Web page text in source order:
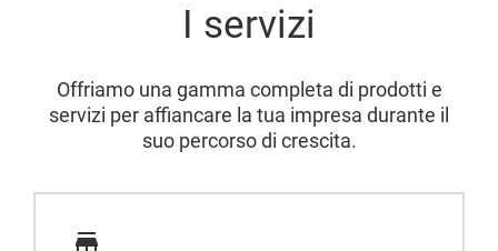
I servizi
Offriamo una gamma completa di prodotti e
servizi per affiancare la tua impresa durante il
suo percorso di crescita.